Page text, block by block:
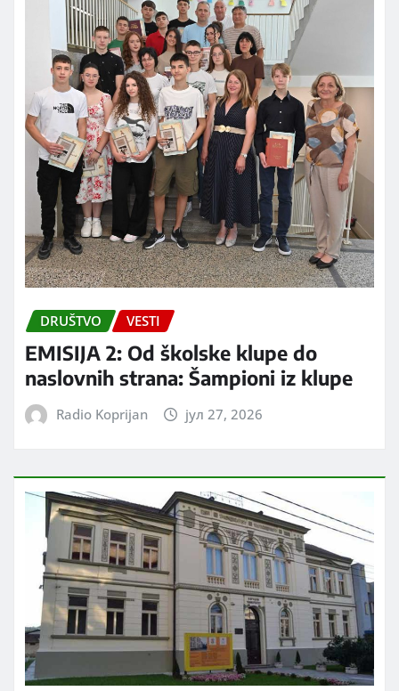
DRUŠTVO VESTI
EMISIJA 2: Od školske klupe do
naslovnih strana: Šampioni iz klupe
Radio Koprijan јул 27, 2026